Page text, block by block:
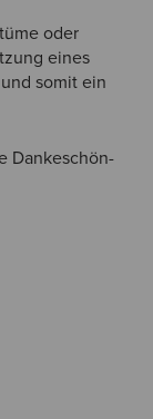
oder
eines
somit ein
Dankeschön-